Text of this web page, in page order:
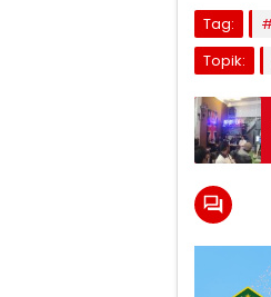
Tag:
Topik: